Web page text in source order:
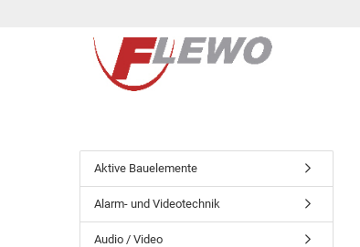
Aktive Bauelemente
Alarm- und Videotechnik
Audio / Video